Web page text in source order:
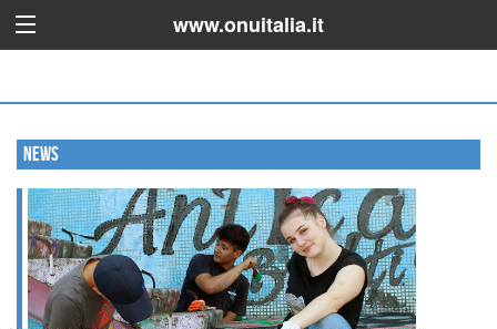
www.onuitalia.it
News